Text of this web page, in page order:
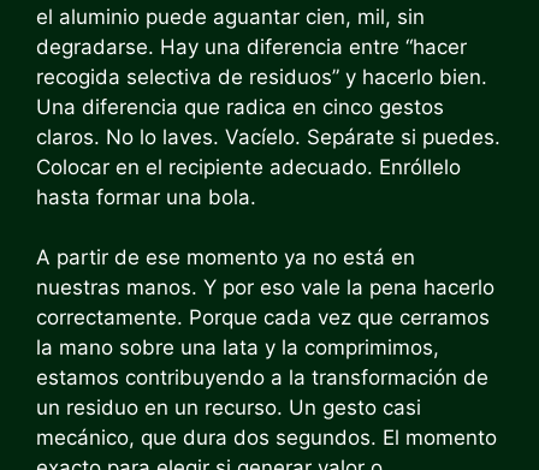
el aluminio puede aguantar cien, mil, sin
degradarse. Hay una diferencia entre “hacer
recogida selectiva de residuos” y hacerlo bien.
Una diferencia que radica en cinco gestos
claros. No lo laves. Vacíelo. Sepárate si puedes.
Colocar en el recipiente adecuado. Enróllelo
hasta formar una bola.
A partir de ese momento ya no está en
nuestras manos. Y por eso vale la pena hacerlo
correctamente. Porque cada vez que cerramos
la mano sobre una lata y la comprimimos,
estamos contribuyendo a la transformación de
un residuo en un recurso. Un gesto casi
mecánico, que dura dos segundos. El momento